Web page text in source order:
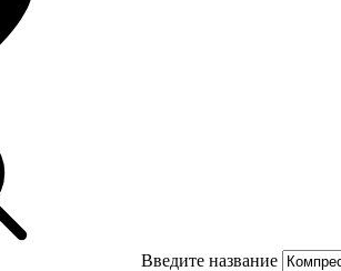
Введите название